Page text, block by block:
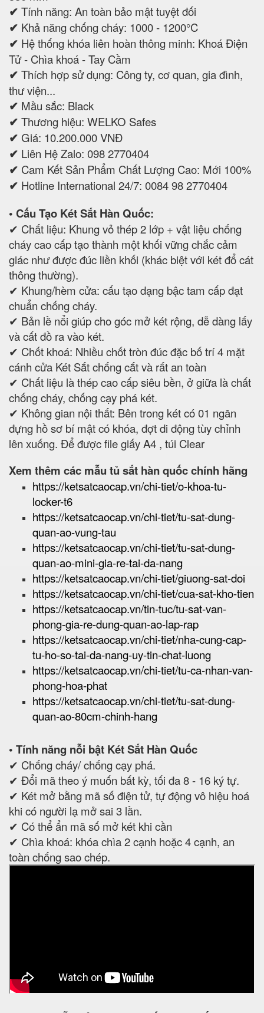
✔ Tính năng: An toàn bảo mật tuyệt đối
✔ Khả năng chống cháy: 1000 - 1200°C
✔ Hệ thống khóa liên hoàn thông minh: Khoá Điện
Tử - Chìa khoá - Tay Cầm
✔ Thích hợp sử dụng: Công ty, cơ quan, gia đình,
thư viện...
✔ Mầu sắc: Black
✔ Thương hiệu: WELKO Safes
✔ Giá: 10.200.000 VNĐ
✔ Liên Hệ Zalo: 098 2770404
✔ Cam Kết Sản Phẩm Chất Lượng Cao: Mới 100%
✔ Hotline International 24/7: 0084 98 2770404
• Cấu Tạo Két Sắt Hàn Quốc:
✔ Chất liệu: Khung vỏ thép 2 lớp + vật liệu chống
cháy cao cấp tạo thành một khối vững chắc cảm
giác như được đúc liền khối (khác biệt với két đổ cát
thông thường).
✔ Khung/hèm cửa: cấu tạo dạng bậc tam cấp đạt
chuẩn chống cháy.
✔ Bản lề nổi giúp cho góc mở két rộng, dễ dàng lấy
và cất đồ ra vào két.
✔ Chốt khoá: Nhiều chốt tròn đúc đặc bố trí 4 mặt
cánh cửa Két Sắt chống cắt và rất an toàn
✔ Chất liệu là thép cao cấp siêu bền, ở giữa là chất
chống cháy, chống cạy phá két.
✔ Không gian nội thất: Bên trong két có 01 ngăn
đựng hồ sơ bí mật có khóa, đợt di động tùy chỉnh
lên xuống. Để được file giấy A4 , túi Clear
Xem thêm các mẫu tủ sắt hàn quốc chính hãng
https://ketsatcaocap.vn/chi-tiet/o-khoa-tu-
locker-t6
https://ketsatcaocap.vn/chi-tiet/tu-sat-dung-
quan-ao-vung-tau
https://ketsatcaocap.vn/chi-tiet/tu-sat-dung-
quan-ao-mini-gia-re-tai-da-nang
https://ketsatcaocap.vn/chi-tiet/giuong-sat-doi
https://ketsatcaocap.vn/chi-tiet/cua-sat-kho-tien
https://ketsatcaocap.vn/tin-tuc/tu-sat-van-
phong-gia-re-dung-quan-ao-lap-rap
https://ketsatcaocap.vn/chi-tiet/nha-cung-cap-
tu-ho-so-tai-da-nang-uy-tin-chat-luong
https://ketsatcaocap.vn/chi-tiet/tu-ca-nhan-van-
phong-hoa-phat
https://ketsatcaocap.vn/chi-tiet/tu-sat-dung-
quan-ao-80cm-chinh-hang
• Tính năng nỗi bật Két Sắt Hàn Quốc
✔ Chống cháy/ chống cạy phá.
✔ Đổi mã theo ý muốn bất kỳ, tối đa 8 - 16 ký tự.
✔ Két mở bằng mã số điện tử, tự động vô hiệu hoá
khi có người lạ mở sai 3 lần.
✔ Có thể ẩn mã số mở két khi cần
✔ Chìa khoá: khóa chìa 2 cạnh hoặc 4 cạnh, an
toàn chống sao chép.